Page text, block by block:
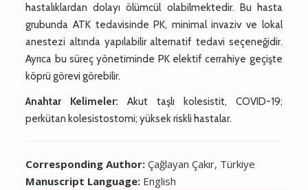
hastalıklardan dolayı ölümcül olabilmektedir. Bu hasta
grubunda ATK tedavisinde PK, minimal invaziv ve lokal
anestezi altında yapılabilir alternatif tedavi seçeneğidir.
Ayrıca bu süreç yönetiminde PK elektif cerrahiye geçişte
köprü görevi görebilir.
Anahtar Kelimeler: Akut taşlı kolesistit, COVID-19;
perkütan kolesistostomi; yüksek riskli hastalar.
Corresponding Author:Çağlayan Çakır, Türkiye
Manuscript Language: English